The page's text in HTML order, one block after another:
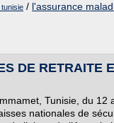
/ l'assurance
DE RETRAITE
Tunisie, du 12
nationales de